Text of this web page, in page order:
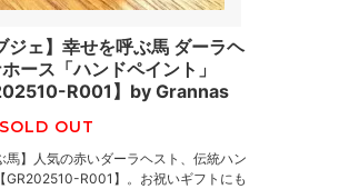
ジェ】幸せを呼ぶ馬 ダーラヘ
ース「ハンドペイント」
R001】by Grannas
SOLD OUT
馬】人気の赤いダーラヘスト、伝統ハン
GR202510-R001】。お祝いギフトにも